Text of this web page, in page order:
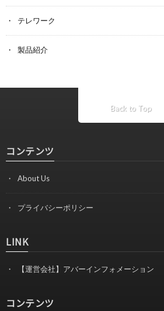
テレワーク
製品紹介
Back to Top
コンテンツ
About Us
プライバシーポリシー
LINK
【運営会社】アバーインフォメーション
コンテンツ